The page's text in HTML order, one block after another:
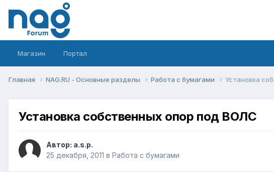
Магазин Портал
Главная NAG.RU - Основные разделы Работа с бумагами Установка
Установка собственных опор под ВОЛС
Автор: a.s.p.
25 декабря, 2011 в Работа с бумагами